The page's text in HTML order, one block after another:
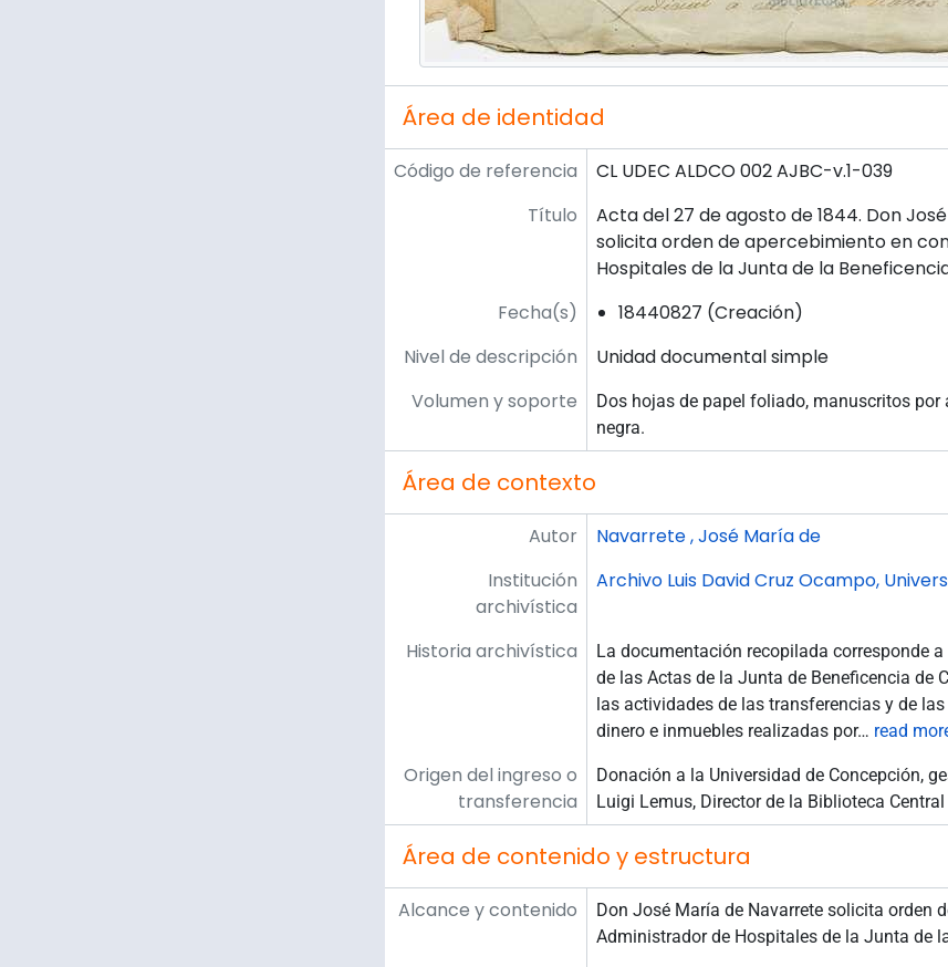
Área de identidad
Código de referencia
CL UDEC ALDCO 002 AJBC-v.1-039
Título
Acta del 27 de agosto de 1844. Don
solicita orden de apercebimiento en
Hospitales de la Junta de la
Fecha(s)
18440827 (Creación)
Nivel de descripción
Unidad documental simple
Volumen y soporte
Dos hojas de papel foliado, manuscritos
negra.
Área de contexto
Autor
Navarrete , José María de
Institución
archivística
Archivo Luis David Cruz Ocampo,
Historia archivística
La documentación recopilada corresponde
de las Actas de la Junta de Beneficencia de
las actividades de las transferencias y de
dinero e inmuebles realizadas por… read
Origen del ingreso o
transferencia
Donación a la Universidad de Concepción,
Luigi Lemus, Director de la Biblioteca
Área de contenido y estructura
Alcance y contenido
Don José María de Navarrete solicita orden
Administrador de Hospitales de la Junta de